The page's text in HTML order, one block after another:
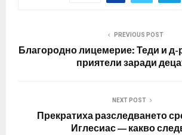
PREVIOUS POST
Благородно лицемерие: Теди и д-
приятели заради
NEXT POST
Прекратиха разследването
Иглесиас — какво